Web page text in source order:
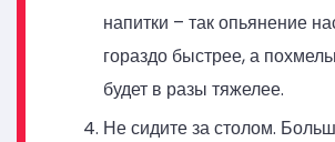
напитки – так опьянение
гораздо быстрее, а
будет в разы тяжелее.
Не сидите за столом.